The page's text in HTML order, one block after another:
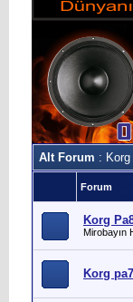
Alt Forum : Korg
Forum
Korg
Mirobayın
Korg